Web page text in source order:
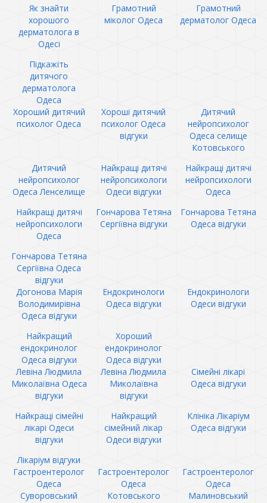
Як знайти
хорошого
дерматолога в
Одесі
Грамотний
міколог Одеса
Грамотний
дерматолог Одеса
Підкажіть
дитячого
дерматолога
Одеса
Хороший дитячий
психолог Одеса
Хороші дитячий
психолог Одеса
відгуки
Дитячий
нейропсихолог
Одеса селище
Котовського
Дитячий
нейропсихолог
Одеса Ленселище
Найкращі дитячі
нейропсихологи
Одеси відгуки
Найкращі дитячі
нейропсихологи
Одеса
Найкращі дитячі
нейропсихологи
Одеса
Гончарова Тетяна
Сергіївна відгуки
Гончарова Тетяна
Одеса відгуки
Гончарова Тетяна
Сергіївна Одеса
відгуки
Догонова Марія
Володимирівна
Одеса відгуки
Ендокринологи
Одеса відгуки
Ендокринологи
Одеси відгуки
Найкращий
ендокринолог
Одеса відгуки
Хороший
ендокринолог
Одеса відгуки
Левіна Людмила
Миколаївна Одеса
відгуки
Левіна Людмила
Миколаївна
відгуки
Сімейні лікарі
Одеса відгуки
Найкращі сімейні
лікарі Одеси
відгуки
Найкращий
сімейний лікар
Одеси відгуки
Клініка Лікаріум
Одеса відгуки
Лікаріум відгуки
Гастроентеролог
Одеса
Суворовський
Гастроентеролог
Одеса
Котовського
Гастроентеролог
Одеса
Малиновський